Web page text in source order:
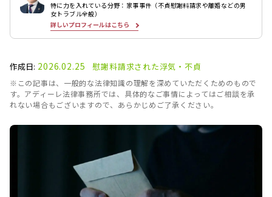
特に力を入れている分野：家事事件（不貞慰謝料請求や離婚などの男
女トラブル全般）
詳しいプロフィールはこちら
作成日: 2026.02.25 慰謝料請求された浮気・不貞
※この記事は、一般的な法律知識の理解を深めていただくためのもので
す。アディーレ法律事務所では、具体的なご事情によってはご相談を承
れない場合もございますので、あらかじめご了承ください。